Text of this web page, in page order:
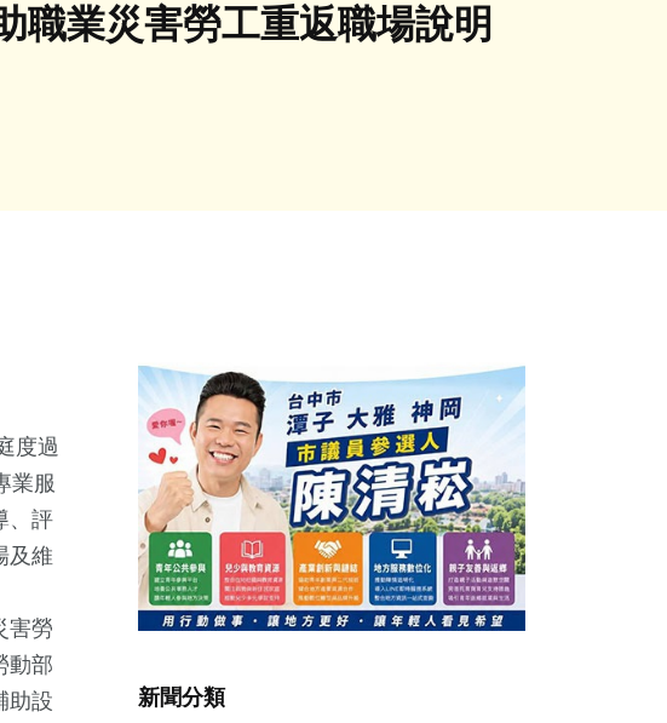
職業災害勞工重返職場說明
度過
業服
、評
及維
害勞
動部
助設
新聞分類